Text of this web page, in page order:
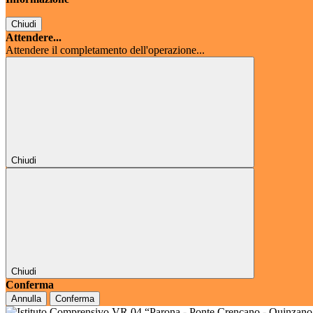
Chiudi
Attendere...
Attendere il completamento dell'operazione...
Chiudi
Chiudi
Conferma
Annulla Conferma